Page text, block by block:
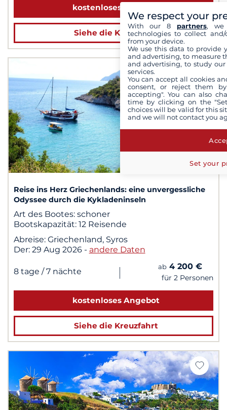
kostenloses Angebot
Siehe die Kreuzfahrt
1 / 1
Reise ins Herz Griechenlands: eine unvergessliche
Odyssee durch die Kykladeninseln
Art des Bootes: schoner
Bootskapazität: 12 Reisende
Abreise: Griechenland, Syros
Der: 29 Aug 2026 - andere Daten
8 tage / 7 nächte | ab 4 200 €
für 2 Personen
kostenloses Angebot
Siehe die Kreuzfahrt
We respect your
With our 8 partners, we
technologies to collect
from your device.
We use this data to provide
and advertising, to measure
and advertising, to study
services.
You can accept all cookies
consent, or reject them
accepting". You can also
time by clicking on the
choices will be valid for this
and we will not contact you
Set your